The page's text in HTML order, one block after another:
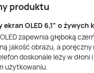
produktu
ekran OLED 6,1" o żywych
zapewnia głęboką
jakość obrazu, a poręczny
doskonale leży w dłoni
użytkowaniu.